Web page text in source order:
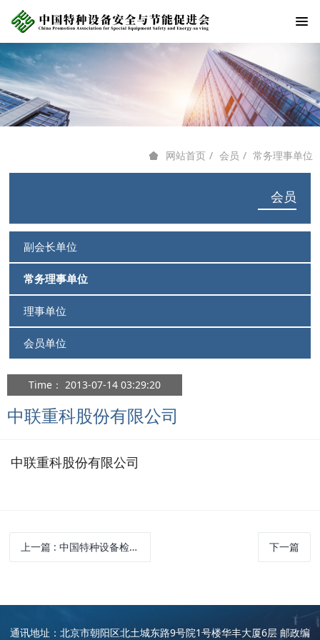
会员
副会长单位
常务理事单位
理事单位
会员单位
网站首页 会员 常务理事单位
Time： 2013-07-14 03:29:20
中联重科股份有限公司
中联重科股份有限公司
上一篇 : 中国特种设备检验协会 下一篇
通讯地址：北京市朝阳区北土城东路9号院1号楼华丰大厦6层 邮政编